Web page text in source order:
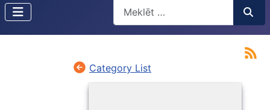
Type 2 or more characters for
Category List